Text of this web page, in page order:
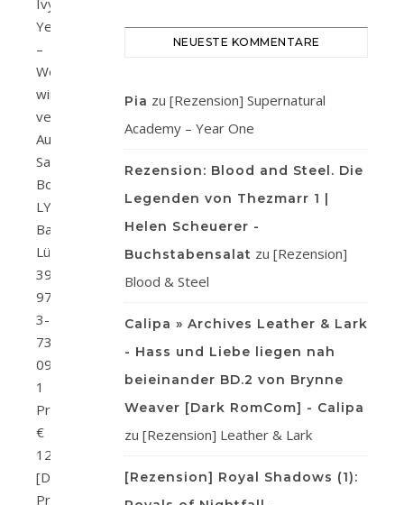
Ivy
Years
–
Wenn
wir
vertrauen
Autor/in:
Sarina
BowenVerlag:
LYX/
Bastei
LübbeSeitenanzahl:
398ISBN:
978-
3-
7363-
0966-
1
Preis:
€
12,90
[D]
Print
NEUESTE KOMMENTARE
Pia zu [Rezension] Supernatural
Academy – Year One
Rezension: Blood and Steel. Die
Legenden von Thezmarr 1 |
Helen Scheuerer -
Buchstabensalat zu [Rezension]
Blood & Steel
Calipa » Archives Leather & Lark
- Hass und Liebe liegen nah
beieinander BD.2 von Brynne
Weaver [Dark RomCom] - Calipa
zu [Rezension] Leather & Lark
[Rezension] Royal Shadows (1):